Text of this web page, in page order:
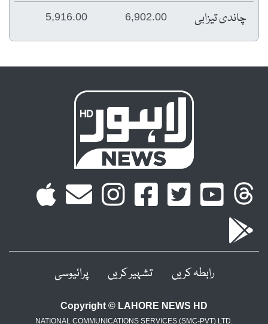
چاندی تیزابی 6,902.00
5,916.00
رابطہ کریں تشہیر کریں پرائیوسی
Copyright © LAHORE NEWS HD
NATIONAL COMMUNICATIONS SERVICES (SMC-PVT) LTD.